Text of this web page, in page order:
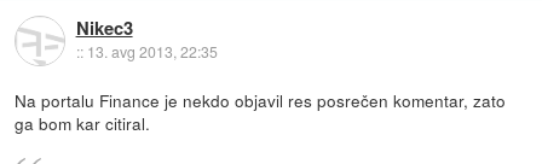
Nikec3
:: 13. avg 2013, 22:35
Na portalu Finance je nekdo objavil res posrečen komentar, zato
ga bom kar citiral.